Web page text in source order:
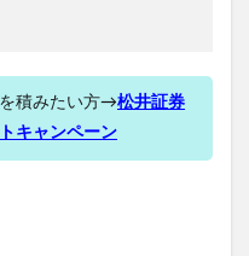
積みたい方→松井証券
キャンペーン